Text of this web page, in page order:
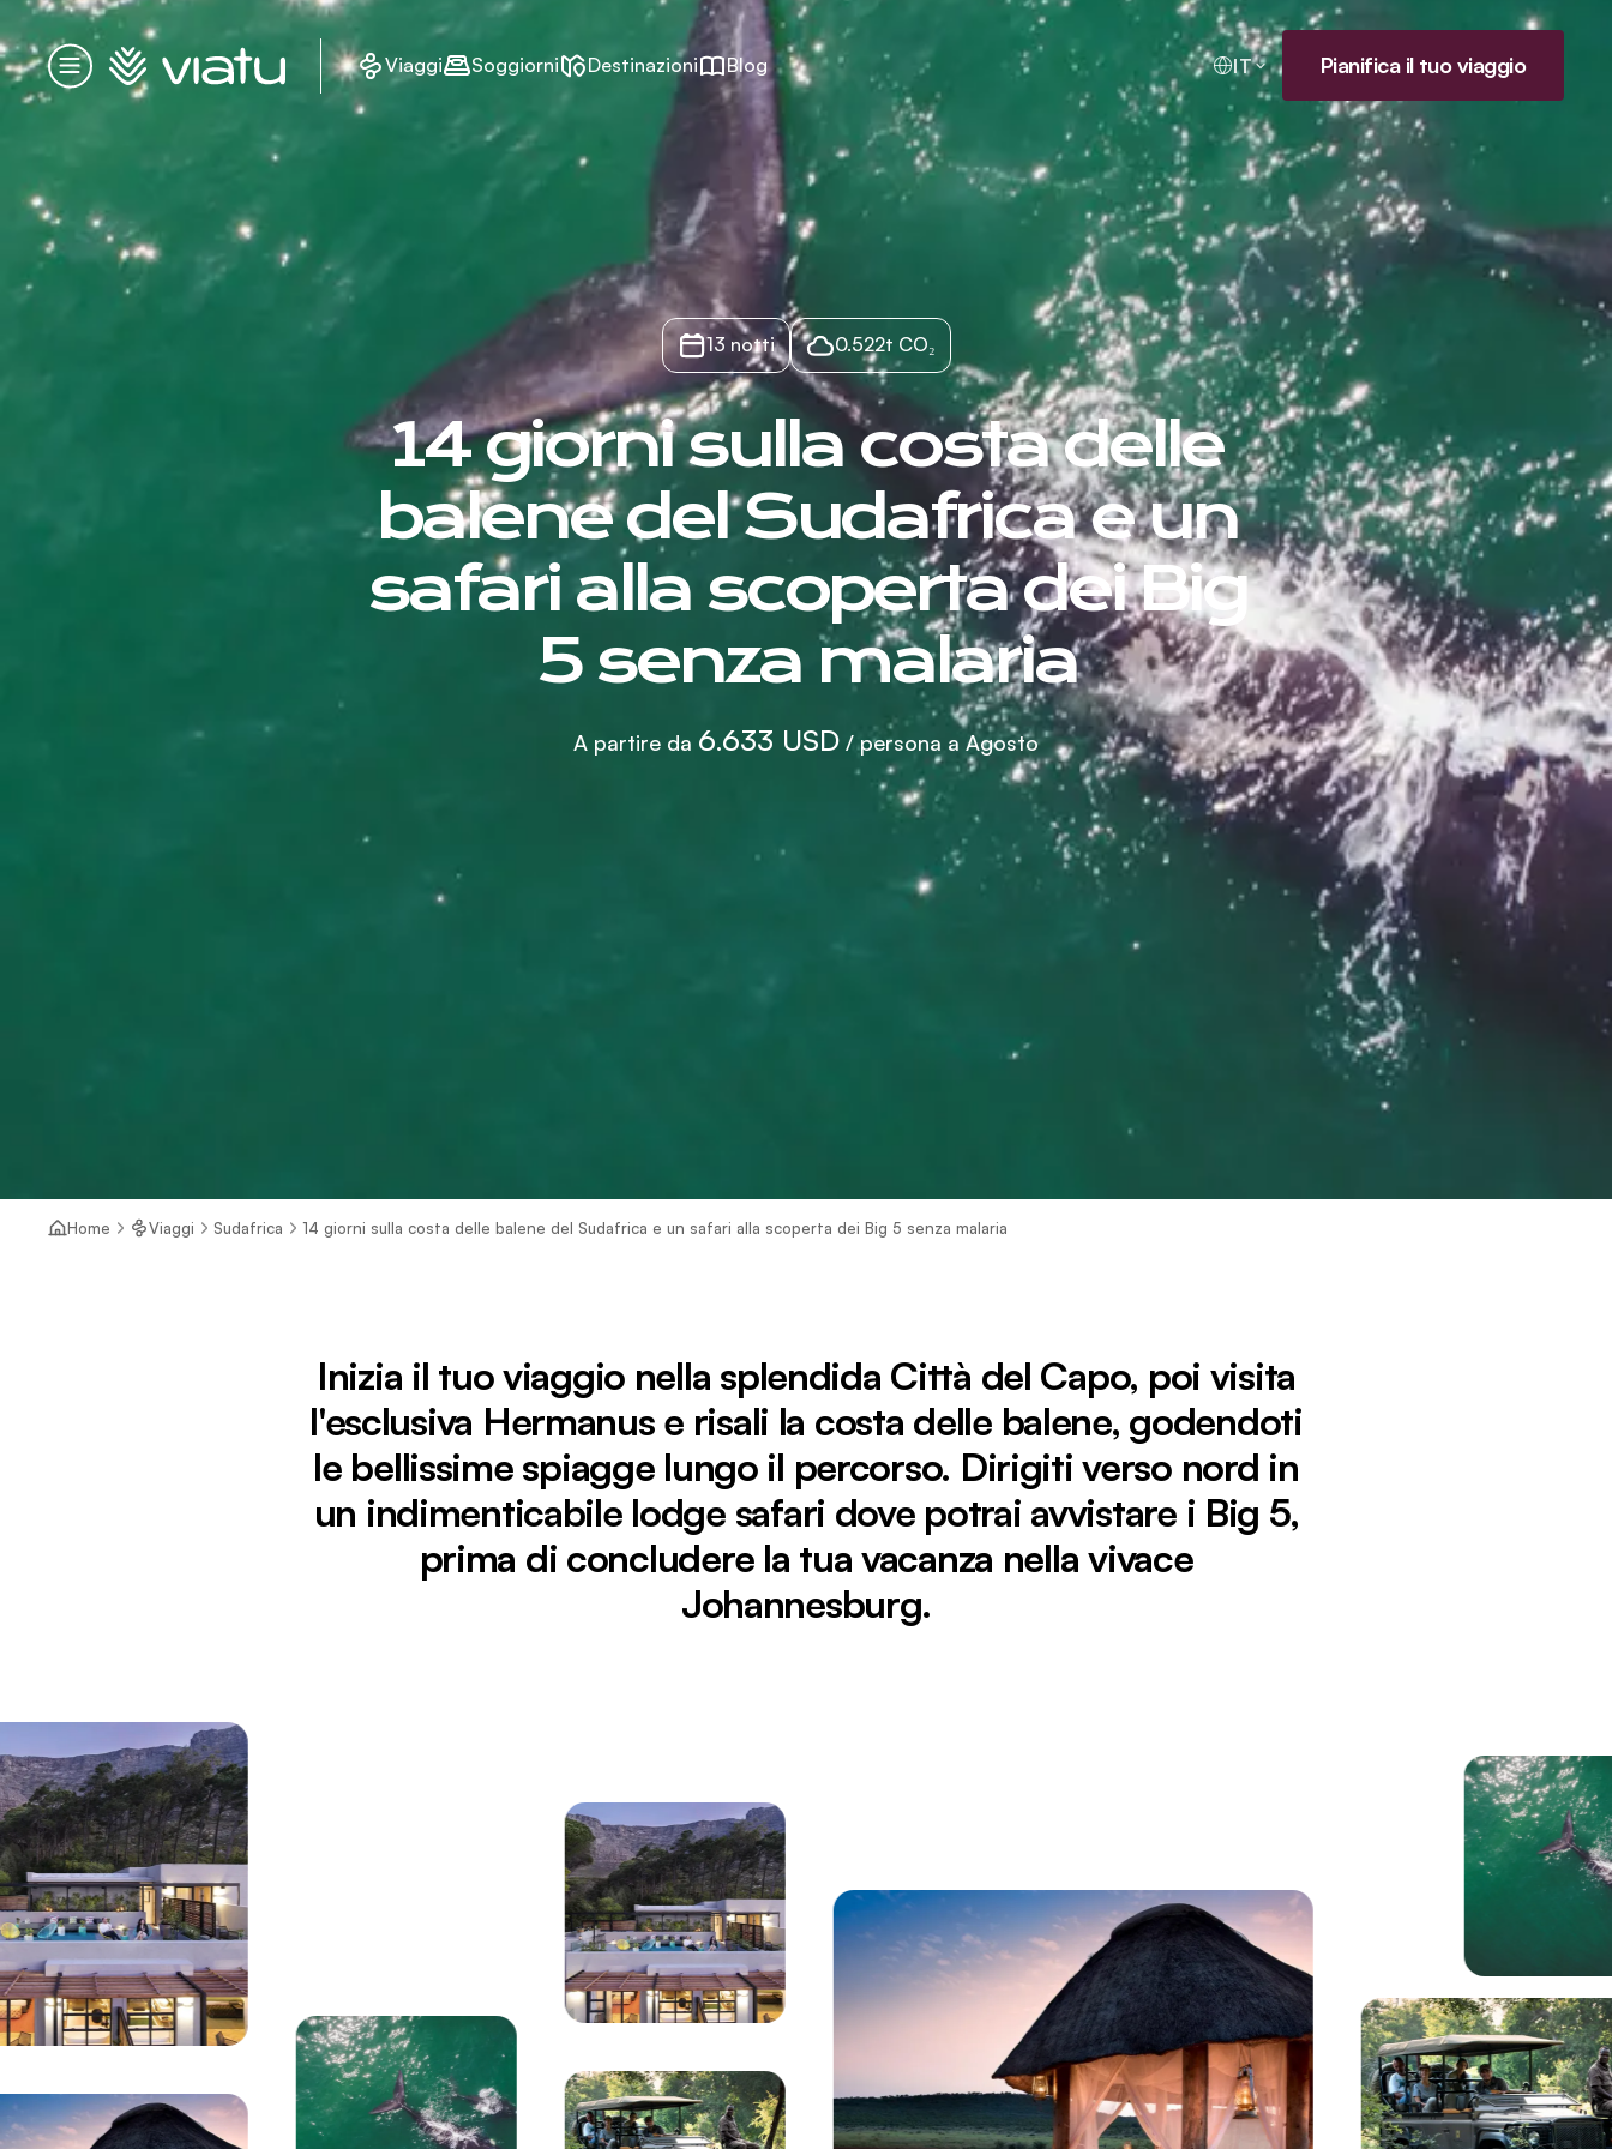
Menu
Homepage Viaggi Soggiorni Destinazioni Blog IT Pianifica il tuo viaggio
Stai visualizzando:
Vista aerea delle balene australi che nuotano nelle acque turchesi al largo della costa delle balene di Hermanus, in Sudafrica.
13 notti 0.522t CO₂
14 giorni sulla costa delle
balene del Sudafrica e un
safari alla scoperta dei Big
5 senza malaria
A partire da 6.633 USD / persona a Agosto
Home Viaggi Sudafrica 14 giorni sulla costa delle balene del Sudafrica e un safari alla scoperta dei Big 5 senza malaria
Inizia il tuo viaggio nella splendida Città del Capo, poi visita
l'esclusiva Hermanus e risali la costa delle balene, godendoti
le bellissime spiagge lungo il percorso. Dirigiti verso nord in
un indimenticabile lodge safari dove potrai avvistare i Big 5,
prima di concludere la tua vacanza nella vivace
Johannesburg.